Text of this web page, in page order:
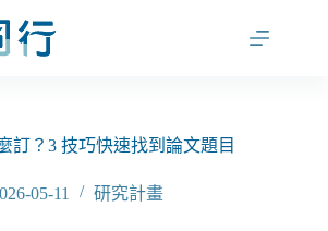
訂？3 技巧快速找到論文題目
05-11 研究計畫